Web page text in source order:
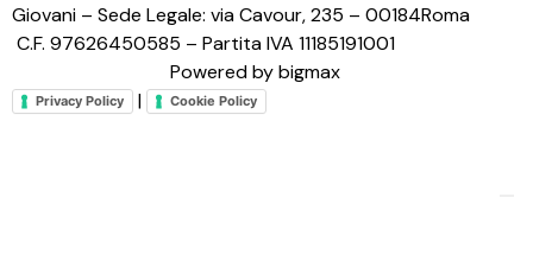
Giovani – Sede Legale: via Cavour, 235 – 00184Roma
C.F. 97626450585 – Partita IVA 11185191001
Powered by bigmax
Privacy Policy | Cookie Policy